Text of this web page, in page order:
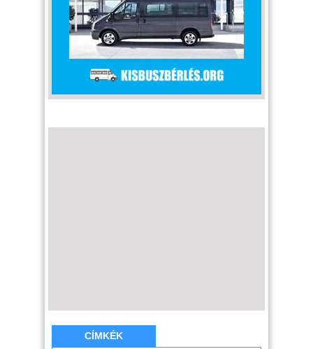
CÍMKÉK